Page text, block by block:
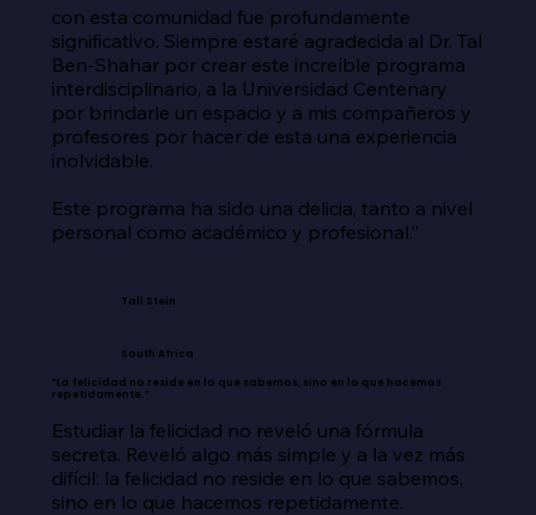
con esta comunidad fue profundamente
significativo. Siempre estaré agradecida al Dr. Tal
Ben-Shahar por crear este increíble programa
interdisciplinario, a la Universidad Centenary
por brindarle un espacio y a mis compañeros y
profesores por hacer de esta una experiencia
inolvidable.
Este programa ha sido una delicia, tanto a nivel
personal como académico y profesional.”
Tali Stein
South Africa
“La felicidad no reside en lo que sabemos, sino en lo que hacemos
repetidamente.”
Estudiar la felicidad no reveló una fórmula
secreta. Reveló algo más simple y a la vez más
difícil: la felicidad no reside en lo que sabemos,
sino en lo que hacemos repetidamente.